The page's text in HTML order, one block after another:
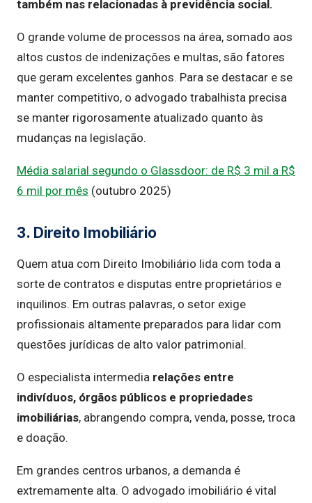
também nas relacionadas à previdência social.
O grande volume de processos na área, somado aos
altos custos de indenizações e multas, são fatores
que geram excelentes ganhos. Para se destacar e se
manter competitivo, o advogado trabalhista precisa
se manter rigorosamente atualizado quanto às
mudanças na legislação.
Média salarial segundo o Glassdoor: de R$ 3 mil a R$
6 mil por mês (outubro 2025)
3. Direito Imobiliário
Quem atua com Direito Imobiliário lida com toda a
sorte de contratos e disputas entre proprietários e
inquilinos. Em outras palavras, o setor exige
profissionais altamente preparados para lidar com
questões jurídicas de alto valor patrimonial.
O especialista intermedia relações entre
indivíduos, órgãos públicos e propriedades
imobiliárias, abrangendo compra, venda, posse, troca
e doação.
Em grandes centros urbanos, a demanda é
extremamente alta. O advogado imobiliário é vital